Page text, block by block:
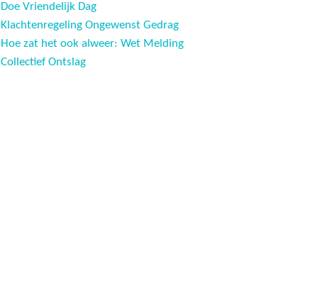
Doe Vriendelijk Dag
Klachtenregeling Ongewenst Gedrag
Hoe zat het ook alweer: Wet Melding
Collectief Ontslag